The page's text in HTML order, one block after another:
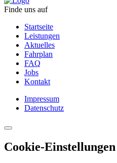
Finde uns auf
Startseite
Leistungen
Aktuelles
Fahrplan
FAQ
Jobs
Kontakt
Impressum
Datenschutz
Cookie-Einstellungen